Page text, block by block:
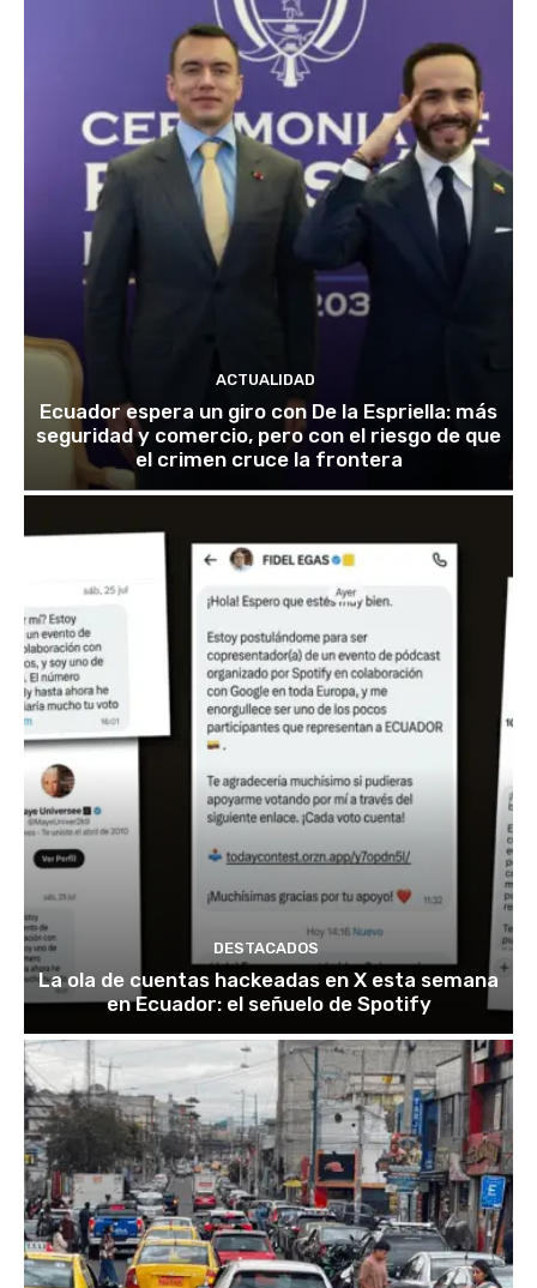
ACTUALIDAD
Ecuador espera un giro con De la Espriella: más
seguridad y comercio, pero con el riesgo de que
el crimen cruce la frontera
DESTACADOS
La ola de cuentas hackeadas en X esta semana
en Ecuador: el señuelo de Spotify